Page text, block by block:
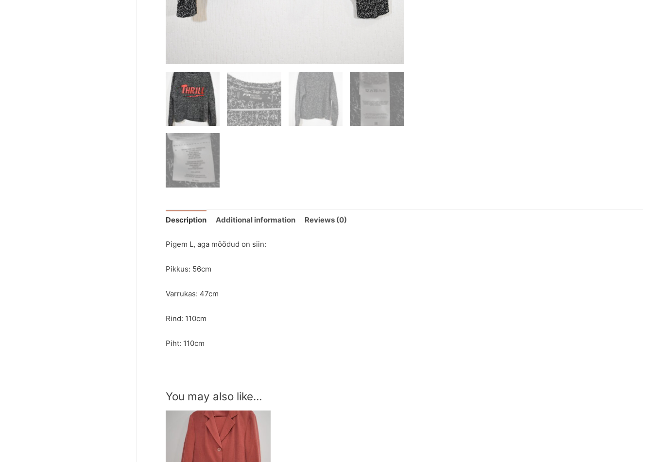
Description Additional information Reviews (0)
Pigem L, aga mõõdud on siin:
Pikkus: 56cm
Varrukas: 47cm
Rind: 110cm
Piht: 110cm
You may also like…